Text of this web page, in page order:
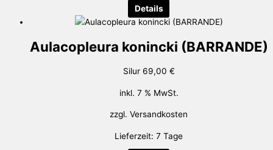
Details
Aulacopleura konincki (BARRANDE)
Silur 69,00 €
inkl. 7 % MwSt.
zzgl. Versandkosten
Lieferzeit: 7 Tage